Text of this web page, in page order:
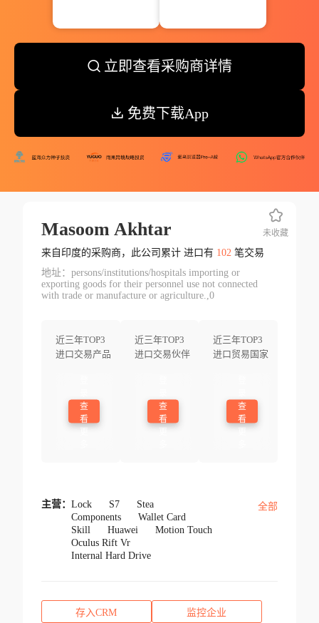
立即查看采购商详情
免费下载App
Masoom Akhtar
来自印度的采购商，此公司累计 进口有 102笔交易
地址：persons/institutions/hospitals importing or
exporting goods for their personnel use not connected
with trade or manufacture or agriculture.,0
近三年TOP3
进口交易产品
查
看
近三年TOP3
进口交易伙伴
查
看
近三年TOP3
进口贸易国家
查
看
未收藏
主营： Lock S7
Stea
Components
Wallet Card
Skill
Huawei
Motion Touch
Oculus Rift Vr
Internal Hard Drive
全部
存入CRM 监控企业